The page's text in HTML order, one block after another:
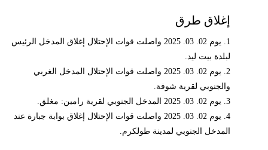
إغلاق طرق
1. يوم 02. 03. 2025 واصلت قوات الإحتلال إغلاق المدخل الرئيس
لبلدة بيت ليد.
2. يوم 02. 03. 2025 واصلت قوات الإحتلال المدخل الغربي
والجنوبي لقرية شوفة.
3. يوم 02. 03. 2025 المدخل الجنوبي لقرية رامين: مغلق.
4. يوم 02. 03. 2025 واصلت قوات الإحتلال إغلاق بوابة جبارة عند
المدخل الجنوبي لمدينة طولكرم.